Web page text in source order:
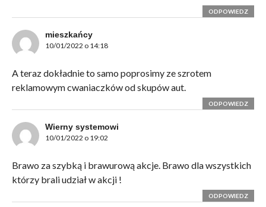
ODPOWIEDZ
mieszkańcy
10/01/2022 o 14:18
A teraz dokładnie to samo poprosimy ze szrotem
reklamowym cwaniaczków od skupów aut.
ODPOWIEDZ
Wierny systemowi
10/01/2022 o 19:02
Brawo za szybką i brawurową akcje. Brawo dla wszystkich
którzy brali udział w akcji !
ODPOWIEDZ